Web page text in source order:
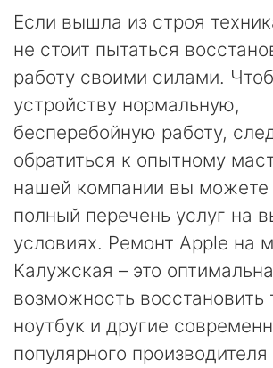
Если вышла из строя
не стоит пытаться
работу своими силами.
устройству нормальную,
бесперебойную работу,
обратиться к опытному
нашей компании вы можете
полный перечень услуг на
условиях. Ремонт Apple на
Калужская – это
возможность восстановить
ноутбук и другие
популярного